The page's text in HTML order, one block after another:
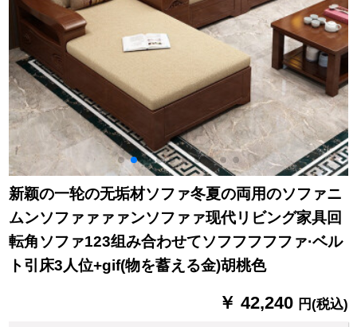
新颖の一轮の无垢材ソファ冬夏の両用のソファニ
ムンソファァァァンソファァ现代リビング家具回
転角ソファ123组み合わせてソフフフフファ·ベル
ト引床3人位+gif(物を蓄える金)胡桃色
￥ 42,240 円(税込)